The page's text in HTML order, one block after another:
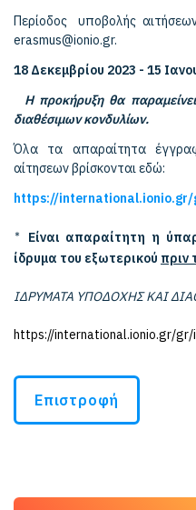
Περίοδος υποβολής
erasmus@ionio.gr.
18 Δεκεμβρίου 2023 - 15
H προκήρυξη θα
διαθέσιμων κονδυλίων.
Όλα τα απαραίτητα
αίτησεων βρίσκονται εδώ:
https://
* Είναι απαραίτητη η
ίδρυμα του εξωτερικού πριν
ΙΔΡΥΜΑΤΑ ΥΠΟΔΟΧΗΣ ΚΑΙ
https://international.ionio.gr/
Επιστροφή